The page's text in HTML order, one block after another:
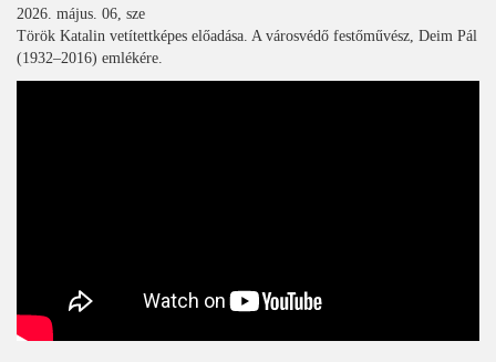
2026. május. 06, sze
Török Katalin vetítettképes előadása. A városvédő festőművész, Deim Pál
(1932–2016) emlékére.